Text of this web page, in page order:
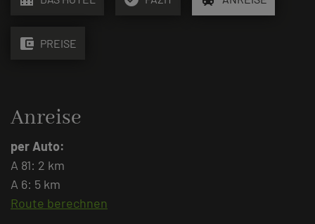
account_balance_wallet PREISE
Anreise
per Auto:
A 81: 2 km
A 6: 5 km
Route berechnen